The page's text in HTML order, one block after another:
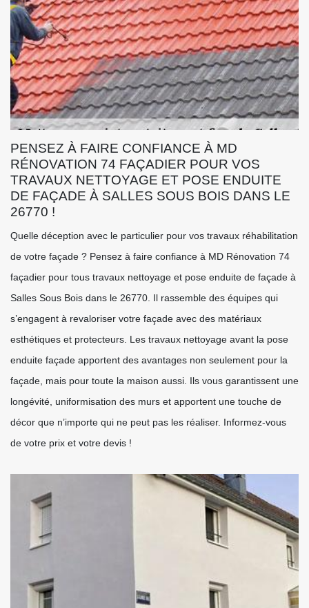
PENSEZ À FAIRE CONFIANCE À MD
RÉNOVATION 74 FAÇADIER POUR VOS
TRAVAUX NETTOYAGE ET POSE ENDUITE
DE FAÇADE À SALLES SOUS BOIS DANS LE
26770 !
Quelle déception avec le particulier pour vos travaux réhabilitation
de votre façade ? Pensez à faire confiance à MD Rénovation 74
façadier pour tous travaux nettoyage et pose enduite de façade à
Salles Sous Bois dans le 26770. Il rassemble des équipes qui
s’engagent à revaloriser votre façade avec des matériaux
esthétiques et protecteurs. Les travaux nettoyage avant la pose
enduite façade apportent des avantages non seulement pour la
façade, mais pour toute la maison aussi. Ils vous garantissent une
longévité, uniformisation des murs et apportent une touche de
décor que n’importe qui ne peut pas les réaliser. Informez-vous
de votre prix et votre devis !